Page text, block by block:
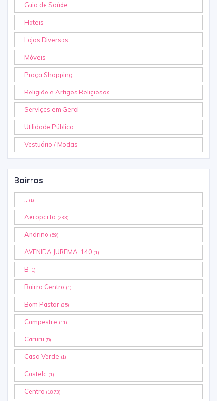
Guia de Saúde
Hoteis
Lojas Diversas
Móveis
Praça Shopping
Religião e Artigos Religiosos
Serviços em Geral
Utilidade Pública
Vestuário / Modas
Bairros
(1)
Aeroporto (233)
Andrino (59)
AVENIDA JUREMA, 140 (1)
B (1)
Bairro Centro (1)
Bom Pastor (35)
Campestre (11)
Caruru (5)
Casa Verde (1)
Castelo (1)
Centro (1873)